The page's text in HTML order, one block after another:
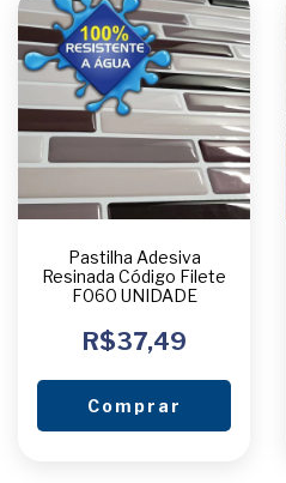
Pastilha Adesiva
Resinada Código Filete
F060 UNIDADE
R$37,49
Comprar